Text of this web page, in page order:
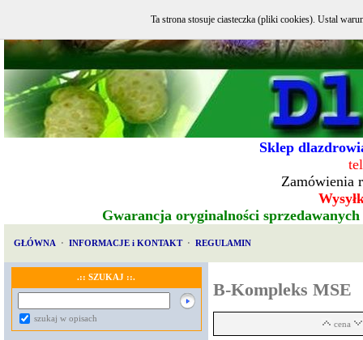
Sklep
Zamówienia
Gwarancja oryginalności
GŁÓWNA · INFORMACJE i KONTAKT · REGULAMIN
.:: SZUKAJ ::.
szukaj w opisach
B-Kompleks MSE
cena
Ta strona stosuje ciasteczka (pliki cookies). Ustal